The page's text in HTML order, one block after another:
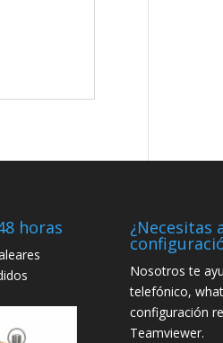
horas ¿Necesitas
Nosotros te
telefónico,
configuración
Teamviewer.